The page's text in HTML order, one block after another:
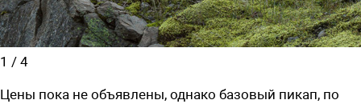
1 / 4
Цены пока не объявлены, однако базовый пикап, по